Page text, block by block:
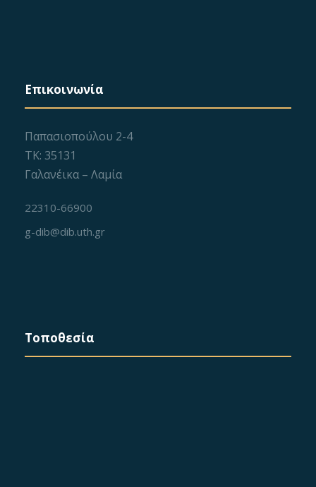
Επικοινωνία
Παπασιοπούλου 2-4
ΤΚ: 35131
Γαλανέικα – Λαμία
22310-66900
g-dib@dib.uth.gr
Τοποθεσία